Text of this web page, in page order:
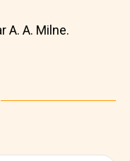
A. A. Milne.